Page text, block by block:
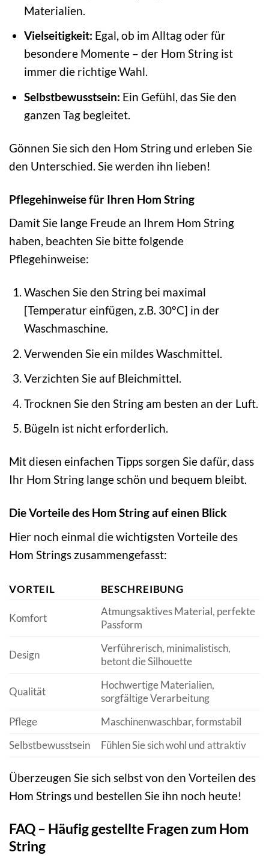
Materialien.
Vielseitigkeit: Egal, ob im Alltag oder für
besondere Momente – der Hom String ist
immer die richtige Wahl.
Selbstbewusstsein: Ein Gefühl, das Sie den
ganzen Tag begleitet.
Gönnen Sie sich den Hom String und erleben Sie
den Unterschied. Sie werden ihn lieben!
Pflegehinweise für Ihren Hom String
Damit Sie lange Freude an Ihrem Hom String
haben, beachten Sie bitte folgende
Pflegehinweise:
Waschen Sie den String bei maximal
[Temperatur einfügen, z.B. 30°C] in der
Waschmaschine.
Verwenden Sie ein mildes Waschmittel.
Verzichten Sie auf Bleichmittel.
Trocknen Sie den String am besten an der Luft.
Bügeln ist nicht erforderlich.
Mit diesen einfachen Tipps sorgen Sie dafür, dass
Ihr Hom String lange schön und bequem bleibt.
Die Vorteile des Hom String auf einen Blick
Hier noch einmal die wichtigsten Vorteile des
Hom Strings zusammengefasst:
VORTEIL BESCHREIBUNG
Komfort
Atmungsaktives Material, perfekte
Passform
Design
Verführerisch, minimalistisch,
betont die Silhouette
Qualität
Hochwertige Materialien,
sorgfältige Verarbeitung
Pflege
Maschinenwaschbar, formstabil
Selbstbewusstsein
Fühlen Sie sich wohl und attraktiv
Überzeugen Sie sich selbst von den Vorteilen des
Hom Strings und bestellen Sie ihn noch heute!
FAQ – Häufig gestellte Fragen zum Hom
String